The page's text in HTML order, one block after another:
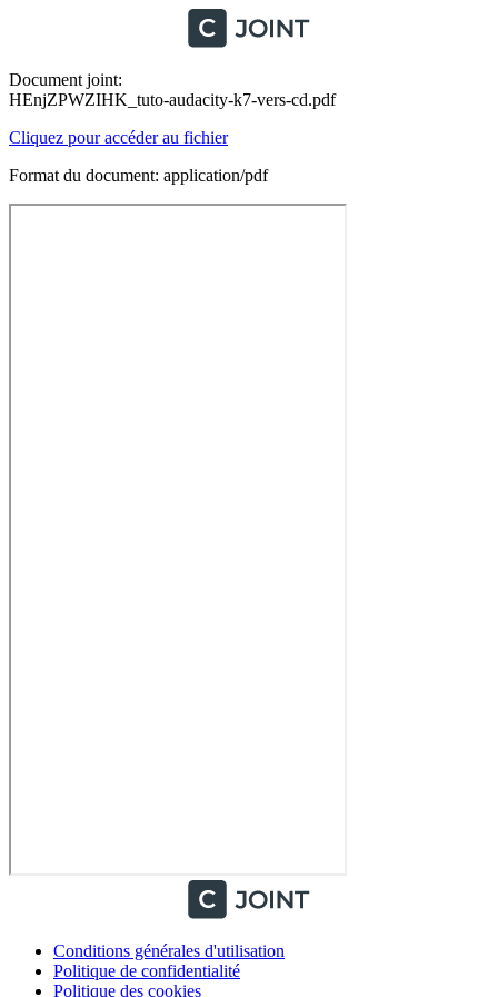
Document joint:
HEnjZPWZIHK_tuto-audacity-k7-vers-cd.pdf
Cliquez pour accéder au fichier
Format du document: application/pdf
Conditions générales d'utilisation
Politique de confidentialité
Politique des cookies